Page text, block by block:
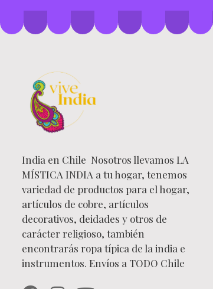
India en Chile Nosotros llevamos LA
MÍSTICA INDIA a tu hogar, tenemos
variedad de productos para el hogar,
artículos de cobre, artículos
decorativos, deidades y otros de
carácter religioso, también
encontrarás ropa típica de la india e
instrumentos. Envíos a TODO Chile